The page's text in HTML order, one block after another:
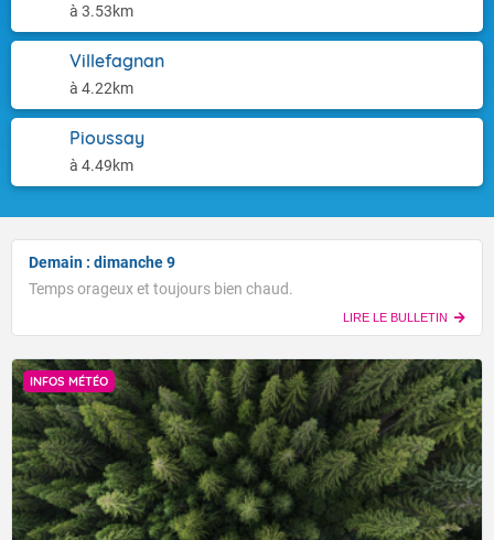
à 3.53km
Villefagnan
à 4.22km
Pioussay
à 4.49km
Demain : dimanche 9
Temps orageux et toujours bien chaud.
LIRE LE BULLETIN
INFOS MÉTÉO